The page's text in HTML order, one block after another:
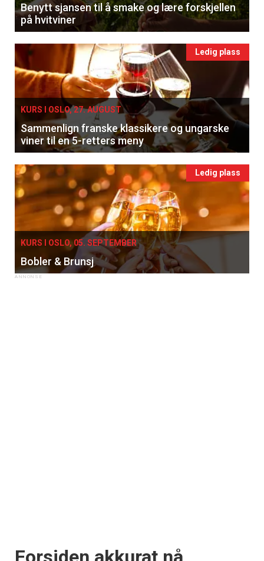
Benytt sjansen til å smake og lære forskjellen
på hvitviner
Ledig plass
KURS I OSLO, 27. AUGUST
Sammenlign franske klassikere og ungarske
viner til en 5-retters meny
Ledig plass
KURS I OSLO, 05. SEPTEMBER
Bobler & Brunsj